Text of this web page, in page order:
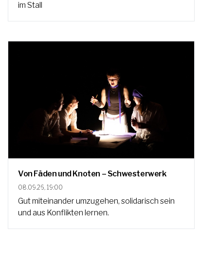
im Stall
Von Fäden und Knoten – Schwesterwerk
08.09.26, 19:00
Gut miteinander umzugehen, solidarisch sein
und aus Konflikten lernen.